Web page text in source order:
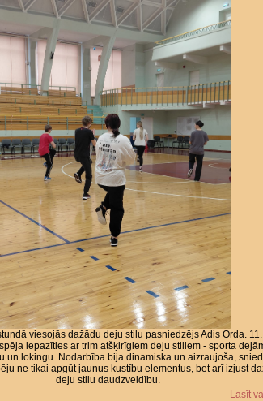
viesojās dažādu deju stilu pasniedzējs Adis Orda.
iepazīties ar trim atšķirīgiem deju stiliem - sporta
un lokingu. Nodarbība bija dinamiska un aizraujoša,
ne tikai apgūt jaunus kustību elementus, bet arī izjust
deju stilu daudzveidību.
Lasīt